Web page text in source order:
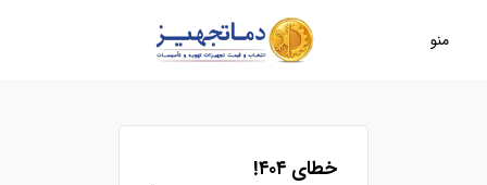
منو
خطای ۴۰۴!